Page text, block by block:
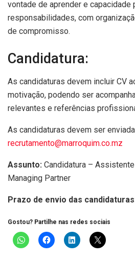
vontade de aprender e capacidade
responsabilidades, com
de compromisso.
Candidatura:
As candidaturas devem incluir CV
motivação, podendo ser
relevantes e referências
As candidaturas devem ser
recrutamento@marroquim.co.mz
Assunto: Candidatura –
Managing Partner
Prazo de envio das
Gostou? Partilhe nas redes sociais